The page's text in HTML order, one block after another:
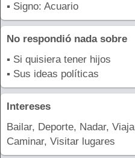
▪ Signo: Acuario
No respondió nada sobre
▪ Si quisiera tener hijos
▪ Sus ideas políticas
Intereses
Bailar, Deporte, Nadar,
Caminar, Visitar lugares